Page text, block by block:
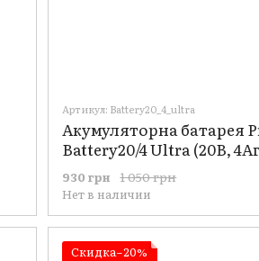
Артикул: Battery20_4_ultra
Акумуляторна батарея
Battery20/4 Ultra (20В,
1 050 грн
930 грн
Нет в наличии
Скидка−20%